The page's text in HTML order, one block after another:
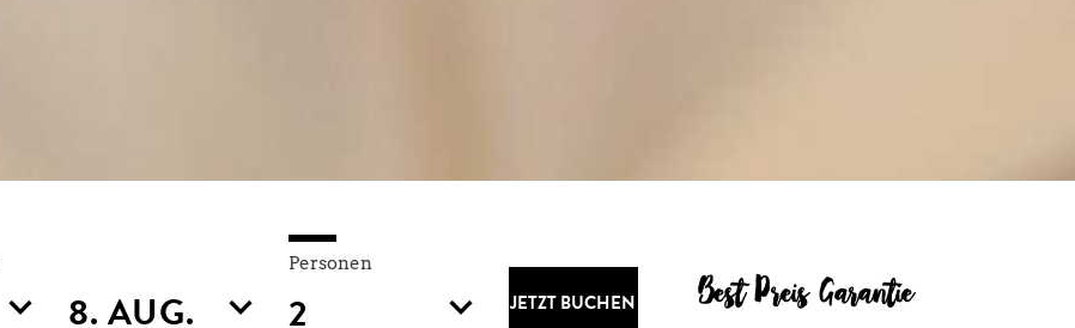
Personen
JETZT BUCHEN Best Preis Garantie